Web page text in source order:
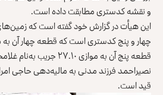
و نقشه کدستری مطابقت داده است.
این هیأت در گزارش خود گفته است که
قطعه پنج آن به موازی
نصیراحمد فرزند مدنی به مالیه‌دهی حاجی
قید است.